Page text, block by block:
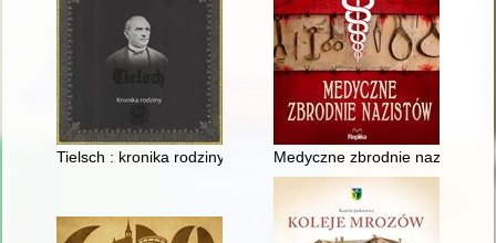
Tielsch : kronika rodziny Medyczne zbrodnie nazistów